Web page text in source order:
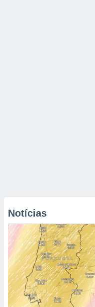
Notícias